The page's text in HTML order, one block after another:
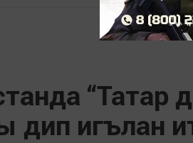
“Татар
дип игълан